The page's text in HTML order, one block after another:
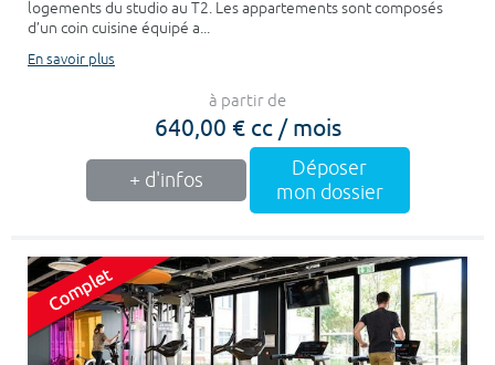
logements du studio au T2. Les appartements sont composés
d’un coin cuisine équipé a...
En savoir plus
à partir de
640,00 € cc / mois
+ d'infos
Déposer
mon dossier